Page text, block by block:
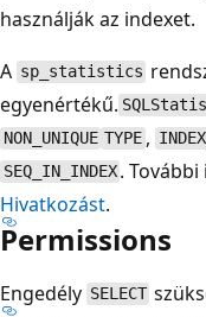
használják az indexet.
A sp_statistics
egyenértékű.
NON_UNIQUE TYPE,
SEQ_IN_INDEX .
Hivatkozást.
Permissions
Engedély SELECT